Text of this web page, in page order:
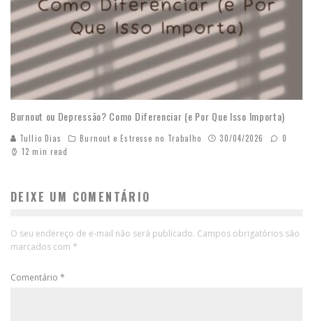
Burnout ou Depressão? Como Diferenciar (e Por Que Isso Importa)
Tullio Dias Burnout e Estresse no Trabalho 30/04/2026
0
12 min read
DEIXE UM COMENTÁRIO
O seu endereço de e-mail não será publicado. Campos obrigatórios são
marcados com *
Comentário *